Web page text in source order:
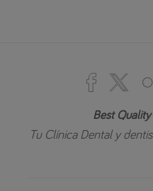
Best
Tu Clínica Dental y